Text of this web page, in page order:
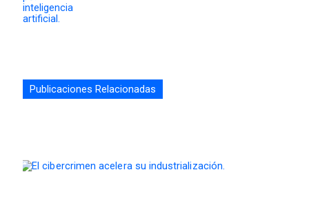
Publicaciones Relacionadas